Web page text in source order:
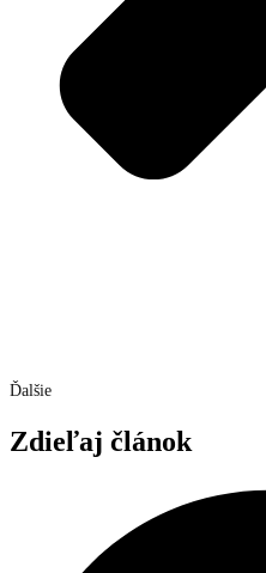
Ďalšie
Zdieľaj článok